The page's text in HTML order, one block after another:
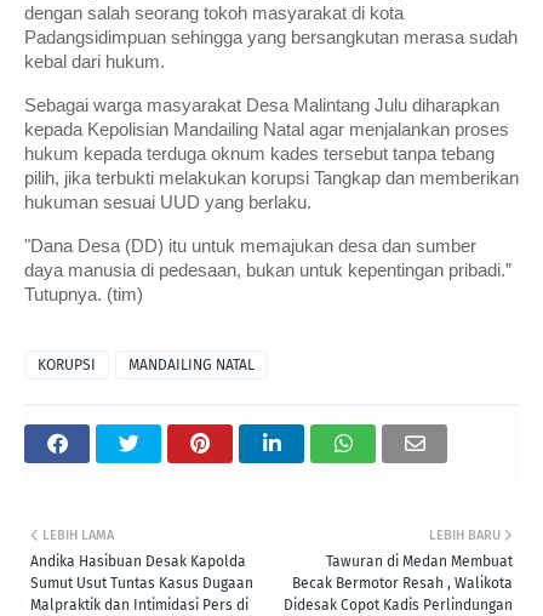
dengan salah seorang tokoh masyarakat di kota
Padangsidimpuan sehingga yang bersangkutan merasa sudah
kebal dari hukum.
Sebagai warga masyarakat Desa Malintang Julu diharapkan
kepada Kepolisian Mandailing Natal agar menjalankan proses
hukum kepada terduga oknum kades tersebut tanpa tebang
pilih, jika terbukti melakukan korupsi Tangkap dan memberikan
hukuman sesuai UUD yang berlaku.
"Dana Desa (DD) itu untuk memajukan desa dan sumber
daya manusia di pedesaan, bukan untuk kepentingan pribadi.”
Tutupnya. (tim)
KORUPSI MANDAILING NATAL
LEBIH BARU
Tawuran di Medan Membuat
Becak Bermotor Resah , Walikota
Didesak Copot Kadis Perlindungan
LEBIH LAMA
Andika Hasibuan Desak Kapolda
Sumut Usut Tuntas Kasus Dugaan
Malpraktik dan Intimidasi Pers di